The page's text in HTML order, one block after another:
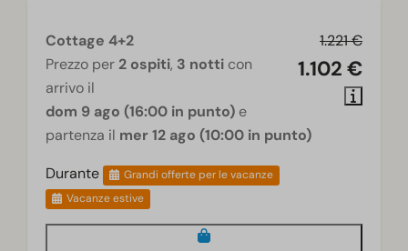
1.221 €
1.102 €
Cottage 4+2
Prezzo per 2 ospiti, 3 notti con
arrivo il
dom 9 ago (16:00 in punto) e
partenza il mer 12 ago (10:00 in punto)
Durante
Grandi offerte per le vacanze
Vacanze estive